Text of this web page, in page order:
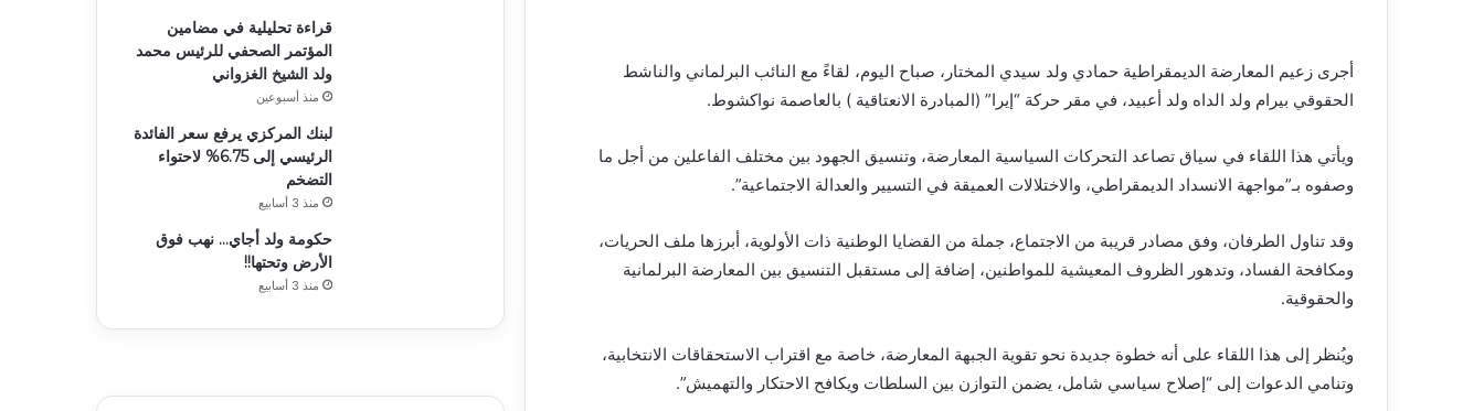
أجرى زعيم المعارضة الديمقراطية حمادي ولد سيدي المختار، صباح اليوم، لقاءً مع النائب البرلماني والناشط
الحقوقي بيرام ولد الداه ولد أعبيد، في مقر حركة “إيرا” (المبادرة الانعتاقية ) بالعاصمة نواكشوط.
ويأتي هذا اللقاء في سياق تصاعد التحركات السياسية المعارضة، وتنسيق الجهود بين مختلف الفاعلين من أجل ما
وصفوه بـ”مواجهة الانسداد الديمقراطي، والاختلالات العميقة في التسيير والعدالة الاجتماعية”.
وقد تناول الطرفان، وفق مصادر قريبة من الاجتماع، جملة من القضايا الوطنية ذات الأولوية، أبرزها ملف الحريات،
ومكافحة الفساد، وتدهور الظروف المعيشية للمواطنين، إضافة إلى مستقبل التنسيق بين المعارضة البرلمانية
والحقوقية.
ويُنظر إلى هذا اللقاء على أنه خطوة جديدة نحو تقوية الجبهة المعارضة، خاصة مع اقتراب الاستحقاقات الانتخابية،
وتنامي الدعوات إلى “إصلاح سياسي شامل، يضمن التوازن بين السلطات ويكافح الاحتكار والتهميش”.
قراءة تحليلية في مضامين
المؤتمر الصحفي للرئيس محمد
ولد الشيخ الغزواني
منذ أسبوعين
لبنك المركزي يرفع سعر الفائدة
الرئيسي إلى 6.75% لاحتواء
التضخم
منذ 3 أسابيع
حكومة ولد أجاي… نهب فوق
الأرض وتحتها!!
منذ 3 أسابيع